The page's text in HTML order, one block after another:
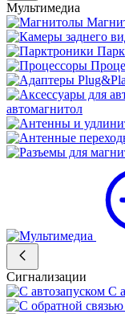
Мультимедиа
автомагнитол
Сигнализации
С